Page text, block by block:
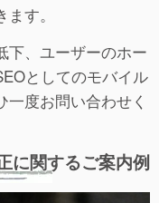
す。
下、ユーザーのホー
としてのモバイル
度お問い合わせく
に関するご案内例